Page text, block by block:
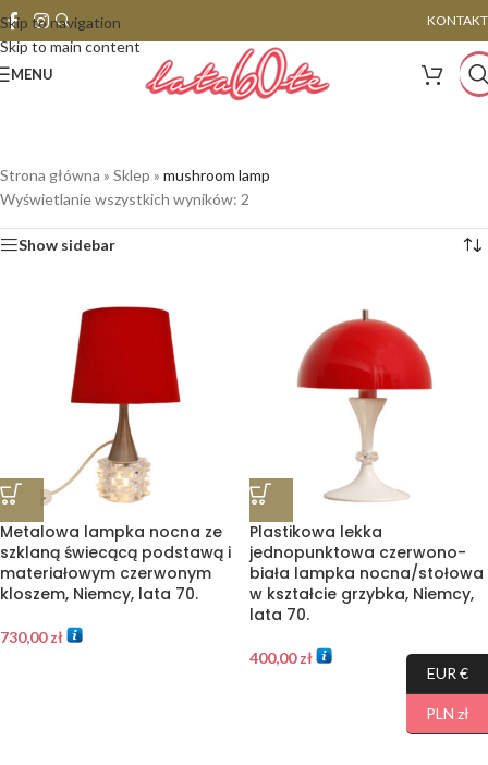
Skip to navigation
Skip to main content
KONTAKT
MENU
Strona główna » Sklep » mushroom lamp
Wyświetlanie wszystkich wyników: 2
Show sidebar
Metalowa lampka nocna ze
szklaną świecącą podstawą i
materiałowym czerwonym
kloszem, Niemcy, lata 70.
730,00zł
Plastikowa lekka
jednopunktowa czerwono-
biała lampka nocna/stołowa
w kształcie grzybka, Niemcy,
lata 70.
400,00zł
EUR €
PLN zł